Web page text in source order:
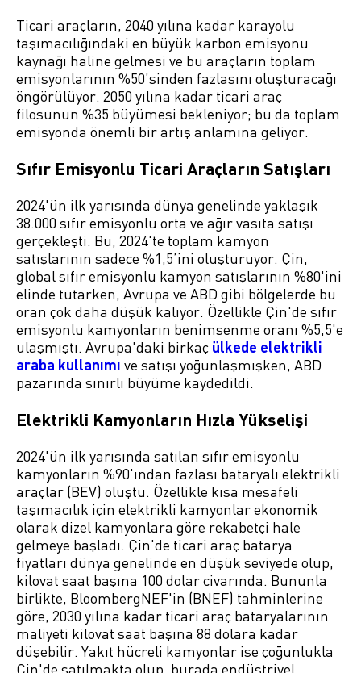
Ticari araçların, 2040 yılına kadar karayolu
taşımacılığındaki en büyük karbon emisyonu
kaynağı haline gelmesi ve bu araçların toplam
emisyonlarının %50’sinden fazlasını oluşturacağı
öngörülüyor. 2050 yılına kadar ticari araç
filosunun %35 büyümesi bekleniyor; bu da toplam
emisyonda önemli bir artış anlamına geliyor.
Sıfır Emisyonlu Ticari Araçların Satışları
2024'ün ilk yarısında dünya genelinde yaklaşık
38.000 sıfır emisyonlu orta ve ağır vasıta satışı
gerçekleşti. Bu, 2024'te toplam kamyon
satışlarının sadece %1,5’ini oluşturuyor. Çin,
global sıfır emisyonlu kamyon satışlarının %80'ini
elinde tutarken, Avrupa ve ABD gibi bölgelerde bu
oran çok daha düşük kalıyor. Özellikle Çin'de sıfır
emisyonlu kamyonların benimsenme oranı %5,5'e
ulaşmıştı. Avrupa'daki birkaç ülkede elektrikli
araba kullanımı ve satışı yoğunlaşmışken, ABD
pazarında sınırlı büyüme kaydedildi.
Elektrikli Kamyonların Hızla Yükselişi
2024'ün ilk yarısında satılan sıfır emisyonlu
kamyonların %90'ından fazlası bataryalı elektrikli
araçlar (BEV) oluştu. Özellikle kısa mesafeli
taşımacılık için elektrikli kamyonlar ekonomik
olarak dizel kamyonlara göre rekabetçi hale
gelmeye başladı. Çin'de ticari araç batarya
fiyatları dünya genelinde en düşük seviyede olup,
kilovat saat başına 100 dolar civarında. Bununla
birlikte, BloombergNEF'in (BNEF) tahminlerine
göre, 2030 yılına kadar ticari araç bataryalarının
maliyeti kilovat saat başına 88 dolara kadar
düşebilir. Yakıt hücreli kamyonlar ise çoğunlukla
Çin'de satılmakta olup, burada endüstriyel